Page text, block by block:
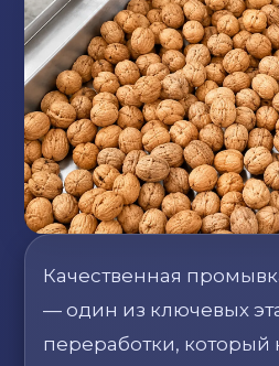
Качественная
— один из ключевых
переработки,